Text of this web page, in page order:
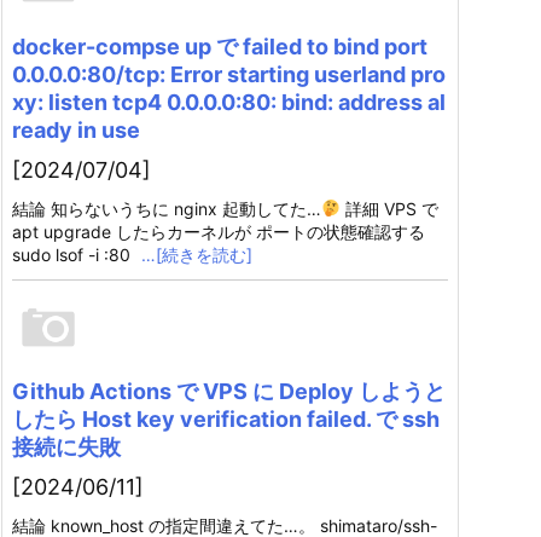
docker-compse up で failed to bind port
0.0.0.0:80/tcp: Error starting userland pro
xy: listen tcp4 0.0.0.0:80: bind: address al
ready in use
[2024/07/04]
結論 知らないうちに nginx 起動してた…
詳細 VPS で
apt upgrade したらカーネルが ポートの状態確認する
sudo lsof -i :80
…[続きを読む]
Github Actions で VPS に Deploy しようと
したら Host key verification failed. で ssh
接続に失敗
[2024/06/11]
結論 known_host の指定間違えてた…。 shimataro/ssh-